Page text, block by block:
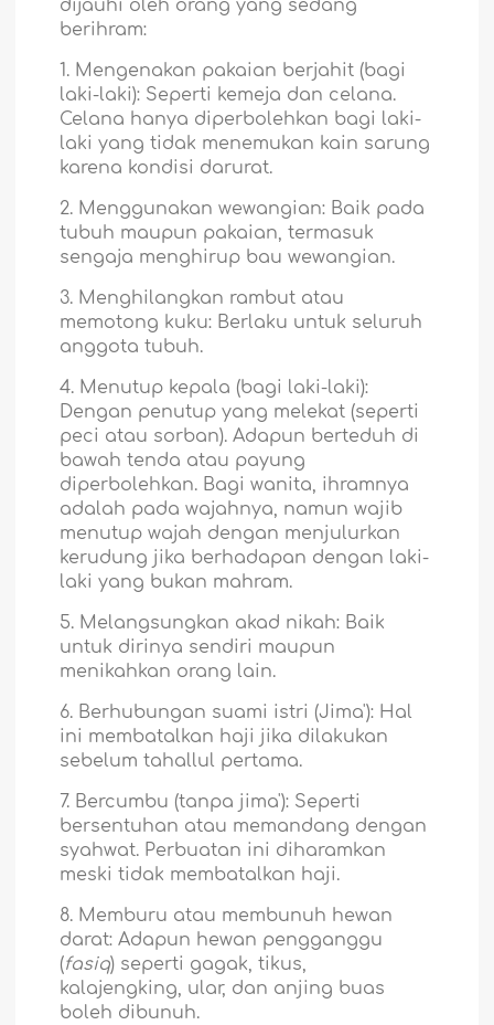
dijauhi oleh orang yang sedang
berihram:
1. Mengenakan pakaian berjahit (bagi
laki-laki): Seperti kemeja dan celana.
Celana hanya diperbolehkan bagi laki-
laki yang tidak menemukan kain sarung
karena kondisi darurat.
2. Menggunakan wewangian: Baik pada
tubuh maupun pakaian, termasuk
sengaja menghirup bau wewangian.
3. Menghilangkan rambut atau
memotong kuku: Berlaku untuk seluruh
anggota tubuh.
4. Menutup kepala (bagi laki-laki):
Dengan penutup yang melekat (seperti
peci atau sorban). Adapun berteduh di
bawah tenda atau payung
diperbolehkan. Bagi wanita, ihramnya
adalah pada wajahnya, namun wajib
menutup wajah dengan menjulurkan
kerudung jika berhadapan dengan laki-
laki yang bukan mahram.
5. Melangsungkan akad nikah: Baik
untuk dirinya sendiri maupun
menikahkan orang lain.
6. Berhubungan suami istri (Jima'): Hal
ini membatalkan haji jika dilakukan
sebelum tahallul pertama.
7. Bercumbu (tanpa jima'): Seperti
bersentuhan atau memandang dengan
syahwat. Perbuatan ini diharamkan
meski tidak membatalkan haji.
8. Memburu atau membunuh hewan
darat: Adapun hewan pengganggu
(fasiq) seperti gagak, tikus,
kalajengking, ular, dan anjing buas
boleh dibunuh.